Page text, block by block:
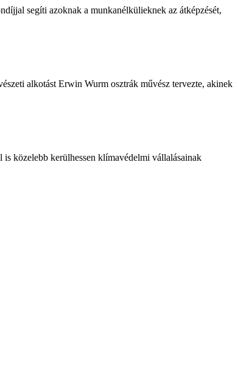
segíti azoknak a munkanélkülieknek az átképzését,
alkotást Erwin Wurm osztrák művész tervezte, akinek
is közelebb kerülhessen klímavédelmi vállalásainak